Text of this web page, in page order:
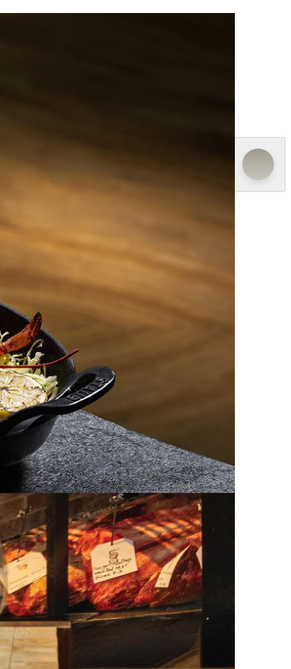
郁，内里锁住丰盈肉汁。精选海鲜经炭火炙
交融。无论是餐前或是经典扒房、烧烤或是
火光、烟香四溢，滋滋作响，带来一场味觉